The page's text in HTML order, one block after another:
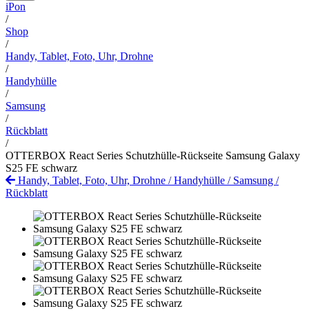
iPon
/
Shop
/
Handy, Tablet, Foto, Uhr, Drohne
/
Handyhülle
/
Samsung
/
Rückblatt
/
OTTERBOX React Series Schutzhülle-Rückseite Samsung Galaxy
S25 FE schwarz
Handy, Tablet, Foto, Uhr, Drohne /Handyhülle / Samsung /
Rückblatt